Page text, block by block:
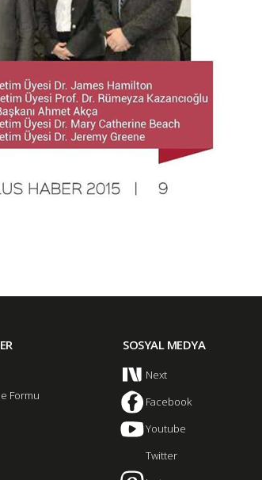
Formu
SOSYAL MEDYA
Next
Facebook
Youtube
Twitter